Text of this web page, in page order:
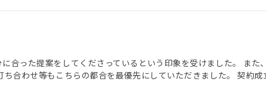
合った提案をしてくださっているという印象を受けました。 また
ち合わせ等もこちらの都合を最優先にしていただきました。 契約